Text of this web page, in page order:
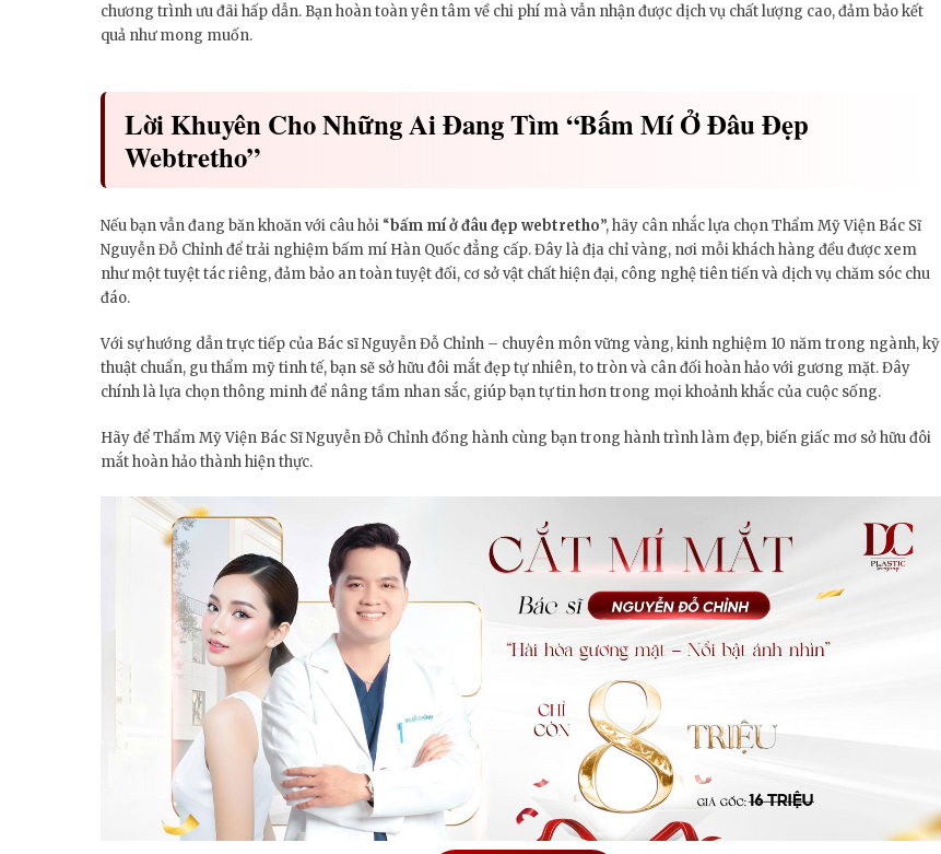
chương trình ưu đãi hấp dẫn. Bạn hoàn toàn yên tâm về chi phí mà vẫn nhận được dịch vụ chất lượng cao, đảm bảo kết
quả như mong muốn.
Lời Khuyên Cho Những Ai Đang Tìm “bấm Mí Ở Đâu Đẹp
Webtretho”
Nếu bạn vẫn đang băn khoăn với câu hỏi “bấm mí ở đâu đẹp webtretho”, hãy cân nhắc lựa chọn Thẩm Mỹ Viện Bác Sĩ
Nguyễn Đỗ Chỉnh để trải nghiệm bấm mí Hàn Quốc đẳng cấp. Đây là địa chỉ vàng, nơi mỗi khách hàng đều được xem
như một tuyệt tác riêng, đảm bảo an toàn tuyệt đối, cơ sở vật chất hiện đại, công nghệ tiên tiến và dịch vụ chăm sóc chu
đáo.
Với sự hướng dẫn trực tiếp của Bác sĩ Nguyễn Đỗ Chỉnh – chuyên môn vững vàng, kinh nghiệm 10 năm trong ngành, kỹ
thuật chuẩn, gu thẩm mỹ tinh tế, bạn sẽ sở hữu đôi mắt đẹp tự nhiên, to tròn và cân đối hoàn hảo với gương mặt. Đây
chính là lựa chọn thông minh để nâng tầm nhan sắc, giúp bạn tự tin hơn trong mọi khoảnh khắc của cuộc sống.
Hãy để Thẩm Mỹ Viện Bác Sĩ Nguyễn Đỗ Chỉnh đồng hành cùng bạn trong hành trình làm đẹp, biến giấc mơ sở hữu đôi
mắt hoàn hảo thành hiện thực.